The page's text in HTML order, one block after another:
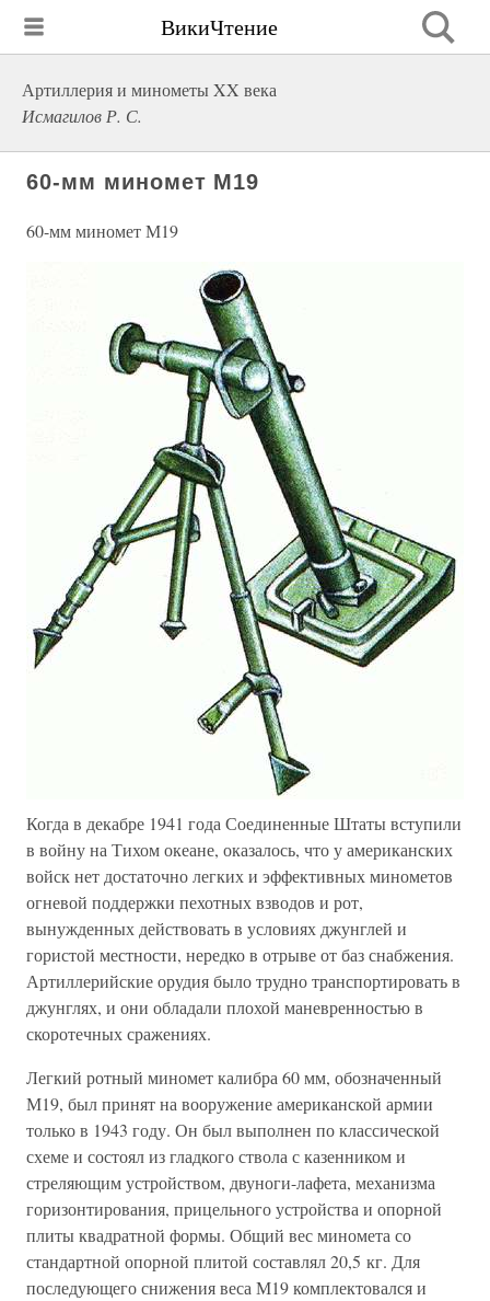
ВикиЧтение
Артиллерия и минометы XX века
Исмагилов Р. С.
60-мм миномет М19
60-мм миномет М19
Когда в декабре 1941 года Соединенные Штаты вступили
в войну на Тихом океане, оказалось, что у американских
войск нет достаточно легких и эффективных минометов
огневой поддержки пехотных взводов и рот,
вынужденных действовать в условиях джунглей и
гористой местности, нередко в отрыве от баз снабжения.
Артиллерийские орудия было трудно транспортировать в
джунглях, и они обладали плохой маневренностью в
скоротечных сражениях.
Легкий ротный миномет калибра 60 мм, обозначенный
М19, был принят на вооружение американской армии
только в 1943 году. Он был выполнен по классической
схеме и состоял из гладкого ствола с казенником и
стреляющим устройством, двуноги-лафета, механизма
горизонтирования, прицельного устройства и опорной
плиты квадратной формы. Общий вес миномета со
стандартной опорной плитой составлял 20,5 кг. Для
последующего снижения веса М19 комплектовался и